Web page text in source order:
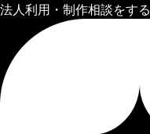
法人利用・制作相談をする